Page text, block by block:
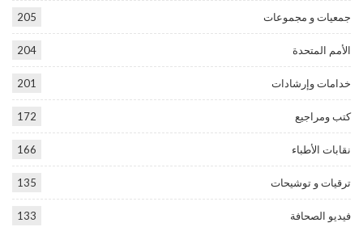
جمعيات و مجموعات 205
الأمم المتحدة 204
خدامات وإرشادات 201
كتب ومراجيع 172
نقابات الأطباء 166
ترقيات و توشيحات 135
فيديو الصحافة 133